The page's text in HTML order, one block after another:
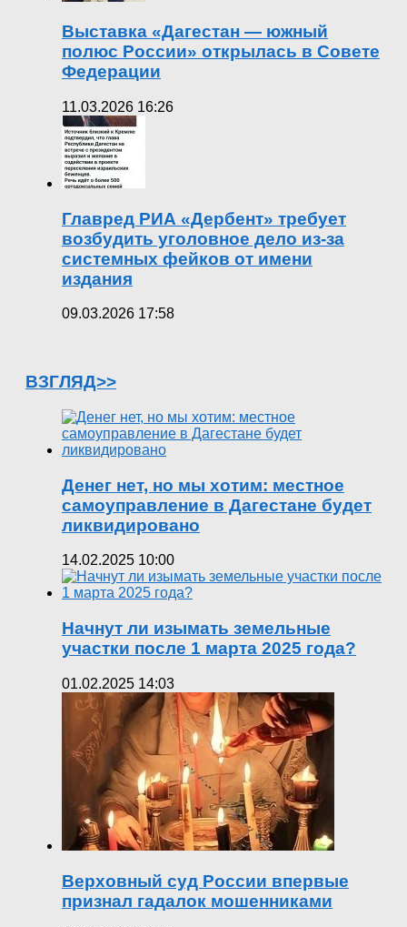
Выставка «Дагестан — южный
полюс России» открылась в Совете
Федерации
11.03.2026 16:26
Главред РИА «Дербент» требует
возбудить уголовное дело из-за
системных фейков от имени
издания
09.03.2026 17:58
ВЗГЛЯД>>
Денег нет, но мы хотим: местное
самоуправление в Дагестане будет
ликвидировано
14.02.2025 10:00
Начнут ли изымать земельные
участки после 1 марта 2025 года?
01.02.2025 14:03
Верховный суд России впервые
признал гадалок мошенниками